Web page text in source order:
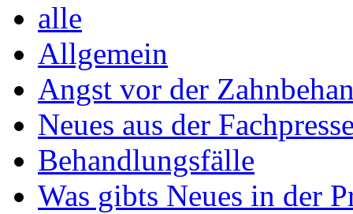
alle
Allgemein
Angst vor der
Neues aus der
Behandlungsfälle
Was gibts Neues in der